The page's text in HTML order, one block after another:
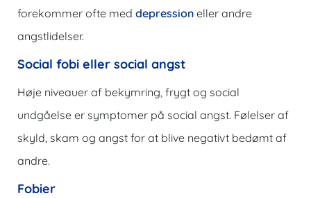
forekommer ofte med depression eller andre
angstlidelser.
Social fobi eller social angst
Høje niveauer af bekymring, frygt og social
undgåelse er symptomer på social angst. Følelser af
skyld, skam og angst for at blive negativt bedømt af
andre.
Fobier